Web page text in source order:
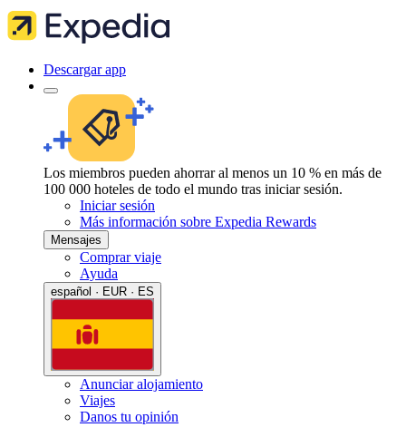
Descargar app
Los miembros pueden ahorrar al menos un 10 % en más de
100 000 hoteles de todo el mundo tras iniciar sesión.
Iniciar sesión
Más información sobre Expedia Rewards
Mensajes
Comprar viaje
Ayuda
español · EUR · ES
Anunciar alojamiento
Viajes
Danos tu opinión